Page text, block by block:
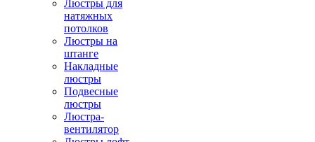
Люстры для
натяжных
потолков
Люстры на
штанге
Накладные
люстры
Подвесные
люстры
Люстра-
вентилятор